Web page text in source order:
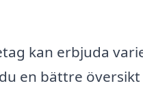
kan erbjuda
en bättre